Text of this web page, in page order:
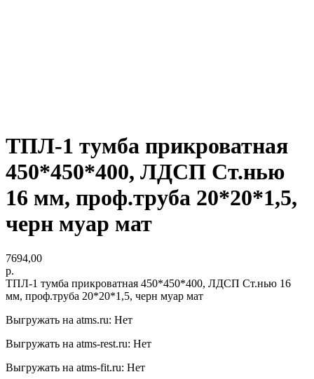
ТПЛ-1 тумба прикроватная
450*450*400, ЛДСП Ст.нью
16 мм, проф.труба 20*20*1,5,
черн муар мат
7694,00
р.
ТПЛ-1 тумба прикроватная 450*450*400, ЛДСП Ст.нью 16
мм, проф.труба 20*20*1,5, черн муар мат
Выгружать на atms.ru: Нет
Выгружать на atms-rest.ru: Нет
Выгружать на atms-fit.ru: Нет